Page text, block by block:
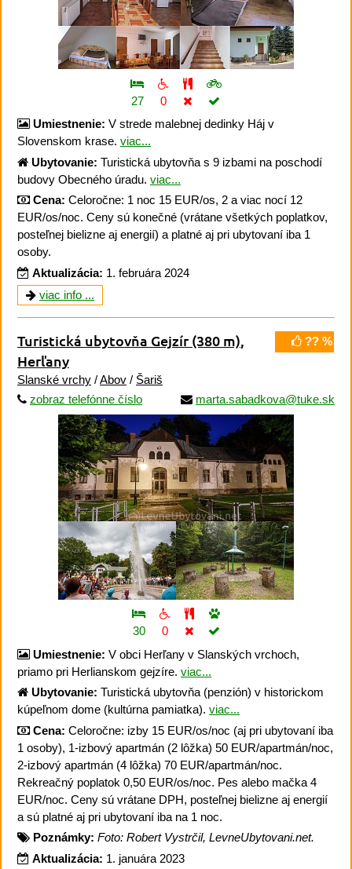
27
0
Umiestnenie: V strede malebnej dedinky Háj v
Slovenskom krase. viac...
Ubytovanie: Turistická ubytovňa s 9 izbami na poschodí
budovy Obecného úradu. viac...
Cena: Celoročne: 1 noc 15 EUR/os, 2 a viac nocí 12
EUR/os/noc. Ceny sú konečné (vrátane všetkých poplatkov,
posteľnej bielizne aj energií) a platné aj pri ubytovaní iba 1
osoby.
Aktualizácia: 1. februára 2024
viac info ...
?? %
Turistická ubytovňa Gejzír (380 m),
Herľany
Slanské vrchy /Abov / Šariš
zobraz telefónne číslo
marta.sabadkova@tuke.sk
30
0
Umiestnenie: V obci Herľany v Slanských vrchoch,
priamo pri Herlianskom gejzíre. viac...
Ubytovanie: Turistická ubytovňa (penzión) v historickom
kúpeľnom dome (kultúrna pamiatka). viac...
Cena: Celoročne: izby 15 EUR/os/noc (aj pri ubytovaní iba
1 osoby), 1-izbový apartmán (2 lôžka) 50 EUR/apartmán/noc,
2-izbový apartmán (4 lôžka) 70 EUR/apartmán/noc.
Rekreačný poplatok 0,50 EUR/os/noc. Pes alebo mačka 4
EUR/noc. Ceny sú vrátane DPH, posteľnej bielizne aj energií
a sú platné aj pri ubytovaní iba na 1 noc.
Poznámky: Foto: Robert Vystrčil, LevneUbytovani.net.
Aktualizácia: 1. januára 2023